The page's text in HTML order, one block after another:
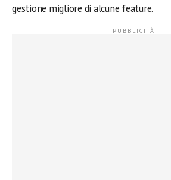
gestione migliore di alcune feature.